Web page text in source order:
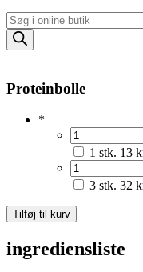
Products
search
Proteinbolle
*
1 stk. 13
3 stk. 32
Proteinbolle
antal
Tilføj til kurv
ingrediensliste